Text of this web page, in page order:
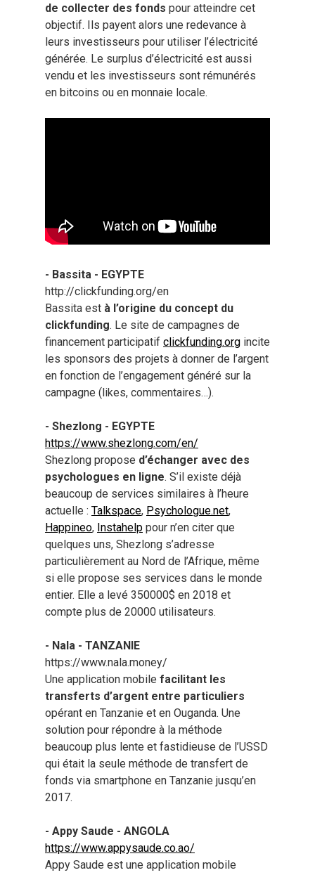
de collecter des fonds pour atteindre cet
objectif. Ils payent alors une redevance à
leurs investisseurs pour utiliser l’électricité
générée. Le surplus d’électricité est aussi
vendu et les investisseurs sont rémunérés
en bitcoins ou en monnaie locale.
- Bassita - EGYPTE
http://clickfunding.org/en
Bassita est à l’origine du concept du
clickfunding. Le site de campagnes de
financement participatif clickfunding.org incite
les sponsors des projets à donner de l’argent
en fonction de l’engagement généré sur la
campagne (likes, commentaires…).
- Shezlong - EGYPTE
https://www.shezlong.com/en/
Shezlong propose d’échanger avec des
psychologues en ligne. S’il existe déjà
beaucoup de services similaires à l’heure
actuelle : Talkspace, Psychologue.net,
Happineo, Instahelp pour n’en citer que
quelques uns, Shezlong s’adresse
particulièrement au Nord de l’Afrique, même
si elle propose ses services dans le monde
entier. Elle a levé 350000$ en 2018 et
compte plus de 20000 utilisateurs.
- Nala - TANZANIE
https://www.nala.money/
Une application mobile facilitant les
transferts d’argent entre particuliers
opérant en Tanzanie et en Ouganda. Une
solution pour répondre à la méthode
beaucoup plus lente et fastidieuse de l’USSD
qui était la seule méthode de transfert de
fonds via smartphone en Tanzanie jusqu’en
2017.
- Appy Saude - ANGOLA
https://www.appysaude.co.ao/
Appy Saude est une application mobile